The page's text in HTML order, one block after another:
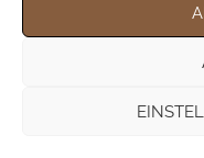
Reiseziele